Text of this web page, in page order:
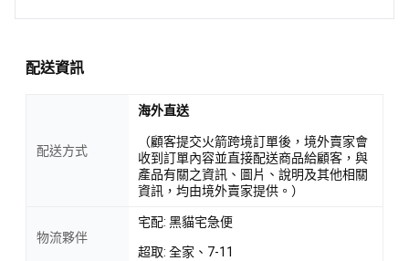
配送資訊
配送方式
海外直送
（顧客提交火箭跨境訂單後，境外賣家會
收到訂單內容並直接配送商品給顧客，與
產品有關之資訊、圖片、說明及其他相關
資訊，均由境外賣家提供。）
物流夥伴
宅配: 黑貓宅急便
超取: 全家、7-11